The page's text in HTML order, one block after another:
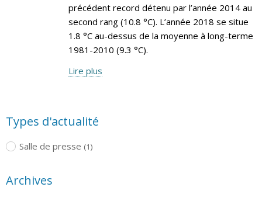
précédent record détenu par l’année 2014 au
second rang (10.8 °C). L’année 2018 se situe
1.8 °C au-dessus de la moyenne à long-terme
1981-2010 (9.3 °C).
Lire plus
Types d'actualité
Salle de presse (1)
Archives